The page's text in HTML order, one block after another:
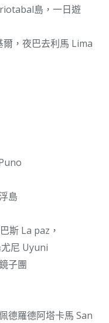
島，一日遊
，夜巴去利馬 Lima
島
斯 La paz，
尼 Uyuni
子團
德羅德阿塔卡馬 San